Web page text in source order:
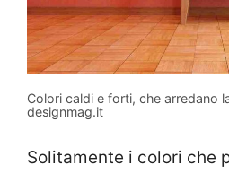
Colori caldi e forti, che arredano
designmag.it
Solitamente i colori che